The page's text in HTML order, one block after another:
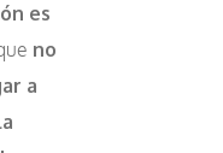
es
no
a